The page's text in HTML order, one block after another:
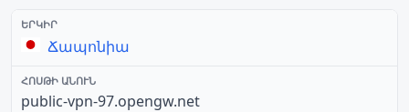
Ճապոնիա
public-vpn-97.opengw.net